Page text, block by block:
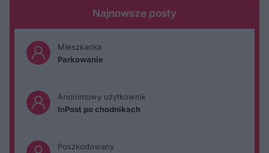
Najnowsze posty
Mieszkanka
Parkowanie
Anonimowy użytkownik
InPost po chodnikach
Poszkodowany